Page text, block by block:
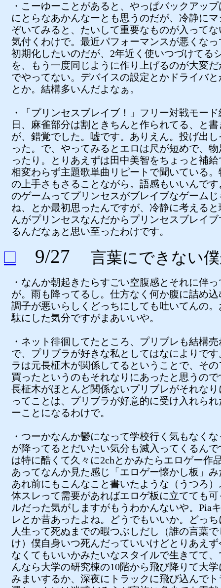
・こーゆーことがあると、やっぱバックアッ
にとらなあかんなーとも思うのだが、冷静に
ぞいてみると、たいして重要なものが入って
気付くわけで。最近パフォーマンスが悪くな
初期化したいのだが、2年近く使いつづけてる
を、もう一度同じように作り上げるのが大変
でやってない。デバイスの設定とかドライバ
とか。結構多いんだよなぁ。
・「プリンセスブレイブ！」フリー対戦モー
日、麻雀部分は割ときちんと作られてる、と
が、錯覚でした。嘘です。ありえん。投げ出
った。で、やってみるとエロは尺が短めで、
ったり。とりあえずは田中美智をちょっと補
相変わらず主題歌単曲リピートで聞いている
の上手さもさることながら。語感もいいんで
のゲームってプリンセスがブレイブなゲーム
ね、とか最初思ったんですが、冷静に考える
んがプリンセスなんだからプリンセスブレイ
るんだなぁと思い至ったわけです。
□ 9/27 言葉にできない
・なんか朝起きたらすごい空腹感とそれに伴
が。雨も降ってるし。仕方なく何か腹に詰め
調子が悪いらしくどっちにしても吐いてんの
駄にした気分ですがまあいいや。
・ネット徘徊してたところ、プリブレも結構
で、プリブラが好きな私としてはなによりで
ラは元長柾木が関係してるということで、そ
買ったというのもそれなりにあったと思うの
長柾木がほとんど関係ないプリブレがそれな
ってことは、プリブラが好意的に受け入れら
ーことになるわけで。
・つーかなんか鬱になって学校行く気もなく
が降ってるとだいたい気分も滅入ってくるん
は特に酷くて久々に2chとかみたらエロゲー作
あってなんか見た感じ「エロゲー懐かし板」
あれ前にもこんなこと書いたような（うつろ
体スレって需要があればエロゲ板に立てても
ルだった気がしますがもうわかんないや。Pia
レとか昔あったよね。どうでもいいか。どっ
人生って死ぬまでの暇つぶしだし（誰の言葉
け）僕自身いつ死んだっていいけどとりあえ
なくてもいいかみたいなスタイルで生きてて
んなら大学の研究棟の10階から飛び降りて大
みまいするか、深夜にトラックに飛び込んで